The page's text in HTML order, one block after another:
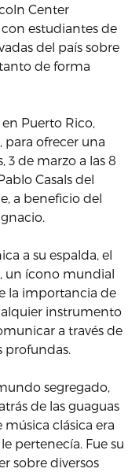
Center
estudiantes de
del país sobre
de forma
Puerto Rico,
para ofrecer una
3 de marzo a las 8
Casals del
a beneficio del
a su espalda, el
un ícono mundial
la importancia de
instrumento
a través de
profundas.
segregado,
de las guaguas
clásica era
pertenecía. Fue su
sobre diversos